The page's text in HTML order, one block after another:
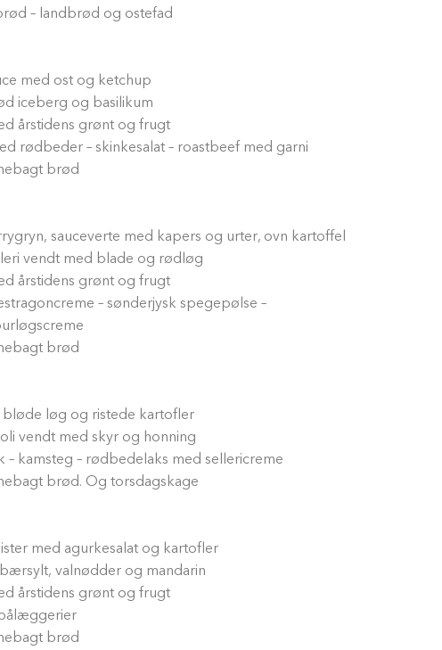
– landbrød og ostefad
med ost og ketchup
iceberg og basilikum
årstidens grønt og frugt
rødbeder – skinkesalat – roastbeef med garni
brød
sauceverte med kapers og urter, ovn kartoffel
vendt med blade og rødløg
årstidens grønt og frugt
– sønderjysk spegepølse –
brød
løg og ristede kartofler
vendt med skyr og honning
– kamsteg – rødbedelaks med sellericreme
brød. Og torsdagskage
med agurkesalat og kartofler
valnødder og mandarin
årstidens grønt og frugt
brød